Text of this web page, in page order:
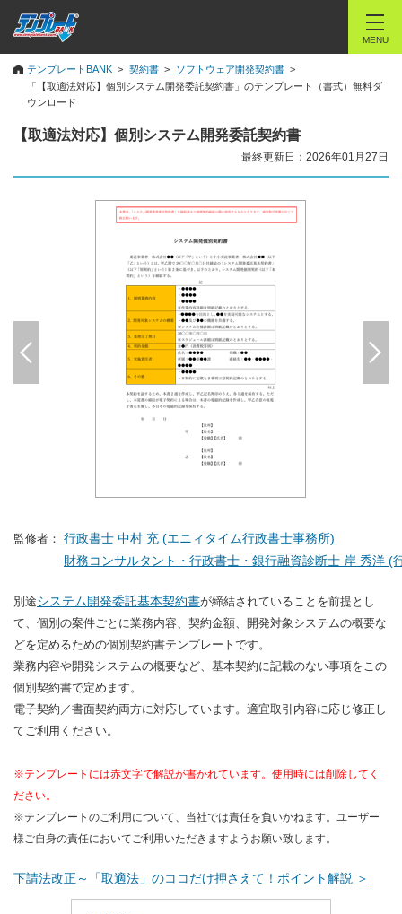
MENU
テンプレートBANK 契約書
ソフトウェア開発契約書
「【取適法対応】個別システム開発委託契約書」のテンプレート（書式）無料ダ
ウンロード
【取適法対応】個別システム開発委託契約書
最終更新日：2026年01月27日
監修者： 行政書士 中村 充 (エニィタイム行政書士事務所)
財務コンサルタント・行政書士・銀行融資診断士 岸 秀洋 (
別途システム開発委託基本契約書が締結されていることを前提とし
て、個別の案件ごとに業務内容、契約金額、開発対象システムの概要な
どを定めるための個別契約書テンプレートです。
業務内容や開発システムの概要など、基本契約に記載のない事項をこの
個別契約書で定めます。
電子契約／書面契約両方に対応しています。適宜取引内容に応じ修正し
てご利用ください。
※テンプレートには赤文字で解説が書かれています。使用時には削除してく
ださい。
※テンプレートのご利用について、当社では責任を負いかねます。ユーザー
様ご自身の責任においてご利用いただきますようお願い致します。
下請法改正～「取適法」のココだけ押さえて！ポイント解説 ＞